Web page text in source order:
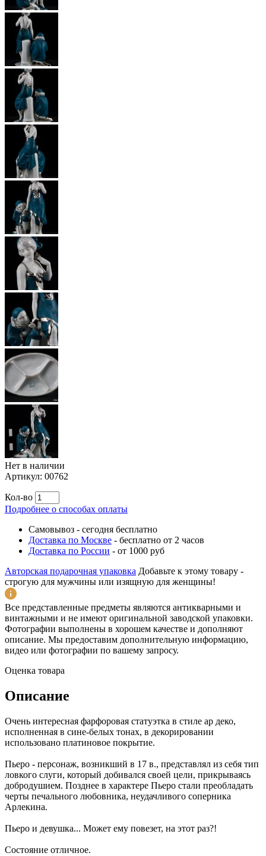
Нет в наличии
Артикул: 00762
Кол-во
Подробнее о способах оплаты
Самовывоз - сегодня бесплатно
Доставка по Москве - бесплатно от 2 часов
Доставка по России - от 1000 руб
Авторская подарочная упаковка Добавьте к этому товару -
строгую для мужчины или изящную для женщины!
Все представленные предметы являются антикварными и
винтажными и не имеют оригинальной заводской упаковки.
Фотографии выполнены в хорошем качестве и дополняют
описание. Мы предоставим дополнительную информацию,
видео или фотографии по вашему запросу.
Оценка товара
Описание
Очень интересная фарфоровая статуэтка в стиле ар деко,
исполненная в сине-белых тонах, в декорировании
использовано платиновое покрытие.
Пьеро - персонаж, возникший в 17 в., представлял из себя тип
ловкого слуги, который добивался своей цели, прикрываясь
добродушием. Позднее в характере Пьеро стали преобладать
черты печального любовника, неудачливого соперника
Арлекина.
Пьеро и девушка... Может ему повезет, на этот раз?!
Состояние отличное.